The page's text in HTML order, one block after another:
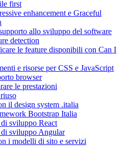
first
enhancement e Graceful
allo sviluppo del software
detection
le feature disponibili con Can I
e risorse per CSS e JavaScript
browser
le prestazioni
il design system .italia
Bootstrap Italia
sviluppo React
sviluppo Angular
i modelli di sito e servizi